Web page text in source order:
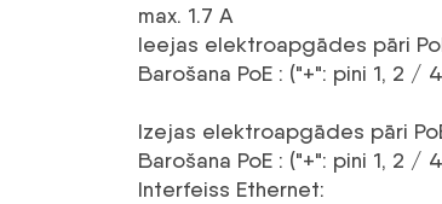
max. 1.7 A
Ieejas elektroapgādes pāri
Barošana PoE : ("+": pini 1, 2 /
Izejas elektroapgādes pāri
Barošana PoE : ("+": pini 1, 2 /
Interfeiss Ethernet: